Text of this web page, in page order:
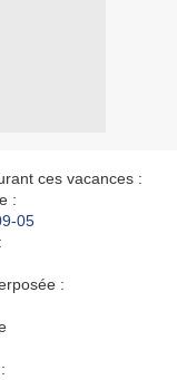
ces vacances :
:
: